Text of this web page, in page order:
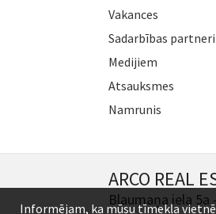
Vakances
Sadarbības partneri
Medijiem
Atsauksmes
Namrunis
ARCO REAL
Blaumaņa iela 5a
Informējam, ka mūsu tīmekļa